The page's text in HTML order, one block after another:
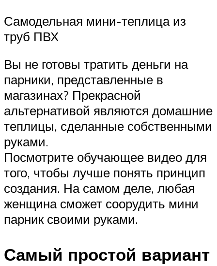
Самодельная мини-теплица из
труб ПВХ
Вы не готовы тратить деньги на
парники, представленные в
магазинах? Прекрасной
альтернативой являются домашние
теплицы, сделанные собственными
руками.
Посмотрите обучающее видео для
того, чтобы лучше понять принцип
создания. На самом деле, любая
женщина сможет соорудить мини
парник своими руками.
Самый простой вариант